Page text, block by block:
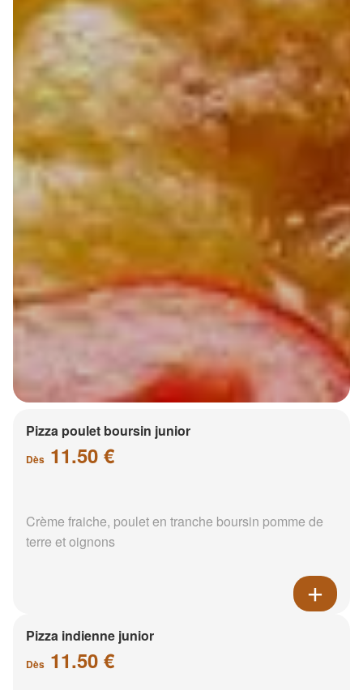
Pizza poulet boursin junior
Dès 11.50 €
Crème fraiche, poulet en tranche boursin pomme de
terre et oignons
Pizza indienne junior
Dès 11.50 €